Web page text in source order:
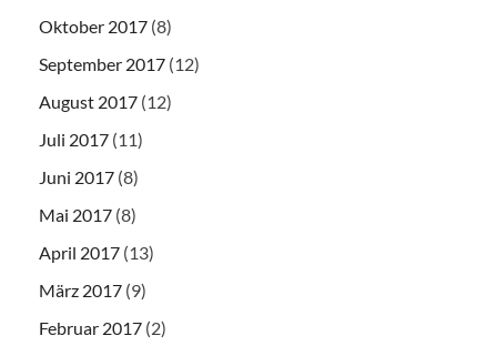
Oktober 2017 (8)
September 2017 (12)
August 2017 (12)
Juli 2017 (11)
Juni 2017 (8)
Mai 2017 (8)
April 2017 (13)
März 2017 (9)
Februar 2017 (2)